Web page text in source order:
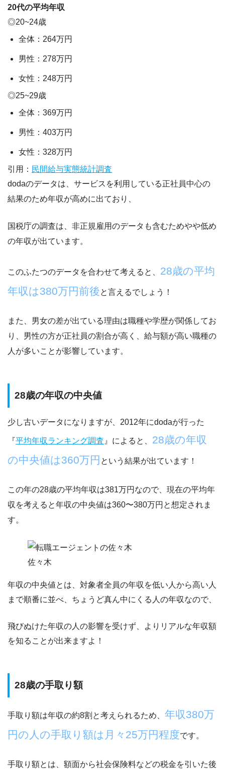
20代の平均年収
◎20~24歳
全体：264万円
男性：278万円
女性：248万円
◎25~29歳
全体：369万円
男性：403万円
女性：328万円
引用： 民間給与実態統計調査
dodaのデータは、サービスを利用している正社員中心の
結果のため年収が高めに出ており、
国税庁の調査は、非正規雇用のデータも含むためやや低め
の年収が出ています。
このふたつのデータを合わせて考えると、 28歳の平均
年収は380万円前後と言えるでしょう！
また、男女の差が出ている理由は職種や学歴が関係してお
り、 男性の方が正社員の割合が高く、給与額が高い職種の
人が多いことが影響しています。
28歳の年収の中央値
少し古いデータになりますが、2012年にdodaが行った
『平均年収ランキング調査 』によると、 28歳の年収
の中央値は360万円 という結果が出ています！
この年の28歳の平均年収は381万円なので、 現在の平均年
収を考えると年収の中央値は360〜380万円と想定されま
す。
佐々木
年収の中央値とは、対象者全員の年収を低い人から高い人
まで順番に並べ、ちょうど真ん中にくる人の年収なので、
飛びぬけた年収の人の影響を受けず、よりリアルな年収額
を知ることが出来ますよ！
28歳の手取り額
手取り額は年収の約8割と考えられるため、 年収380万
円の人の手取り額は月々25万円程度です。
手取り額とは、 額面から社会保険料などの税金を引いた後